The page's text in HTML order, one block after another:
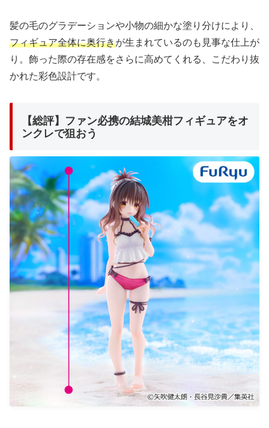
髪の毛のグラデーションや小物の細かな塗り分けにより、
フィギュア全体に奥行きが生まれているのも見事な仕上が
り。飾った際の存在感をさらに高めてくれる、こだわり抜
かれた彩色設計です。
【総評】ファン必携の結城美柑フィギュアをオ
ンクレで狙おう